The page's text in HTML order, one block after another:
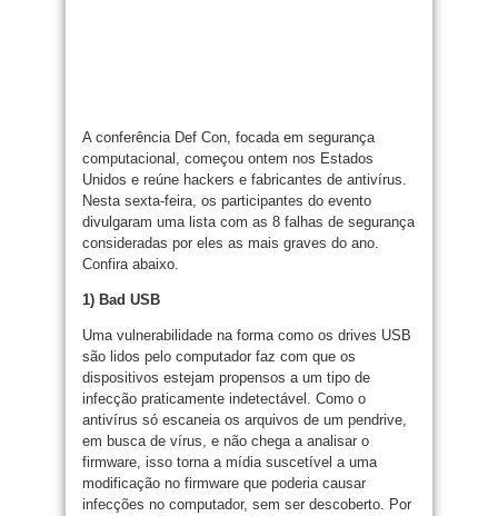
A conferência Def Con, focada em segurança
computacional, começou ontem nos Estados
Unidos e reúne hackers e fabricantes de antivírus.
Nesta sexta-feira, os participantes do evento
divulgaram uma lista com as 8 falhas de segurança
consideradas por eles as mais graves do ano.
Confira abaixo.
1) Bad USB
Uma vulnerabilidade na forma como os drives USB
são lidos pelo computador faz com que os
dispositivos estejam propensos a um tipo de
infecção praticamente indetectável. Como o
antivírus só escaneia os arquivos de um pendrive,
em busca de vírus, e não chega a analisar o
firmware, isso torna a mídia suscetível a uma
modificação no firmware que poderia causar
infecções no computador, sem ser descoberto. Por